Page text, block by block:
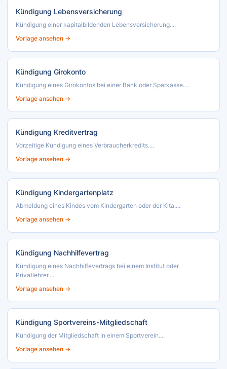
Kündigung Lebensversicherung
Kündigung einer kapitalbildenden Lebensversicherung....
Vorlage ansehen →
Kündigung Girokonto
Kündigung eines Girokontos bei einer Bank oder Sparkasse....
Vorlage ansehen →
Kündigung Kreditvertrag
Vorzeitige Kündigung eines Verbraucherkredits....
Vorlage ansehen →
Kündigung Kindergartenplatz
Abmeldung eines Kindes vom Kindergarten oder der Kita....
Vorlage ansehen →
Kündigung Nachhilfevertrag
Kündigung eines Nachhilfevertrags bei einem Institut oder
Privatlehrer....
Vorlage ansehen →
Kündigung Sportvereins-Mitgliedschaft
Kündigung der Mitgliedschaft in einem Sportverein....
Vorlage ansehen →